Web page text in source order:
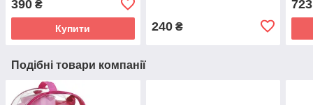
іграшка для дітей
390 ₴
Купити 240₴
723
Подібні товари компанії